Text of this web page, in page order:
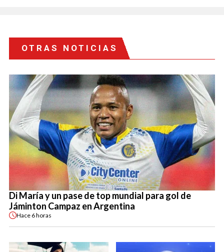
OTRAS NOTICIAS
Di María y un pase de top mundial para gol de
Jáminton Campaz en Argentina
Hace 6 horas